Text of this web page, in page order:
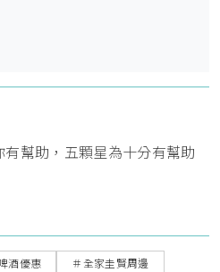
幫助，五顆星為十分有幫助
酒優惠
＃全家圭賢周邊